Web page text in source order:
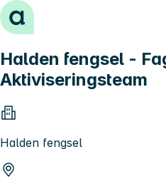
Hopp til innhold
Halden fengsel -
Aktiviseringsteam
Halden fengsel